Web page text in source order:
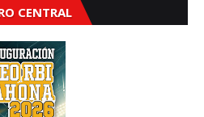
CENTRAL